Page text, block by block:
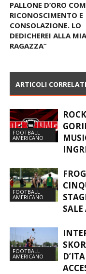
PALLONE D’ORO
RICONOSCIMENTO E
CONSOLAZIONE. LO
DEDICHEREI ALLA MIA
RAGAZZA”
ARTICOLI CORRELATI
FOOTBALL
AMERICANO
FOOTBALL
AMERICANO
FOOTBALL
AMERICANO